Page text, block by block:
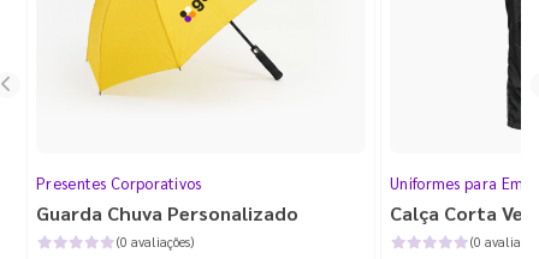
Presentes Corporativos
Guarda Chuva Personalizado
(0 avaliações)
Uniformes para
Calça Corta
(0